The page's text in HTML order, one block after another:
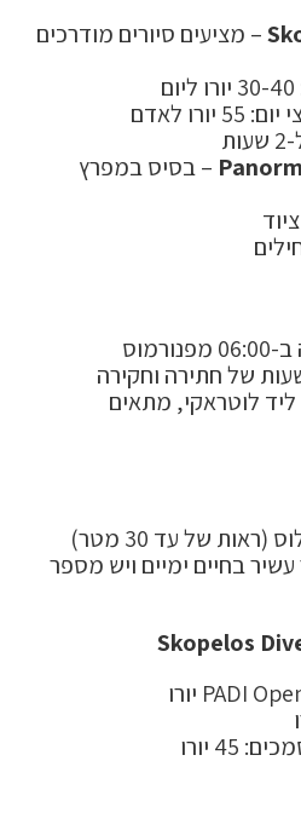
– מציעים סיורים מודרכים
לאדם
– בסיס במפרץ
ליד לוטראקי, מתאים
המים הצלולים של סקופלוס (ראות של עד 30 מטר)
בחיים ימיים ויש מספר
יורו